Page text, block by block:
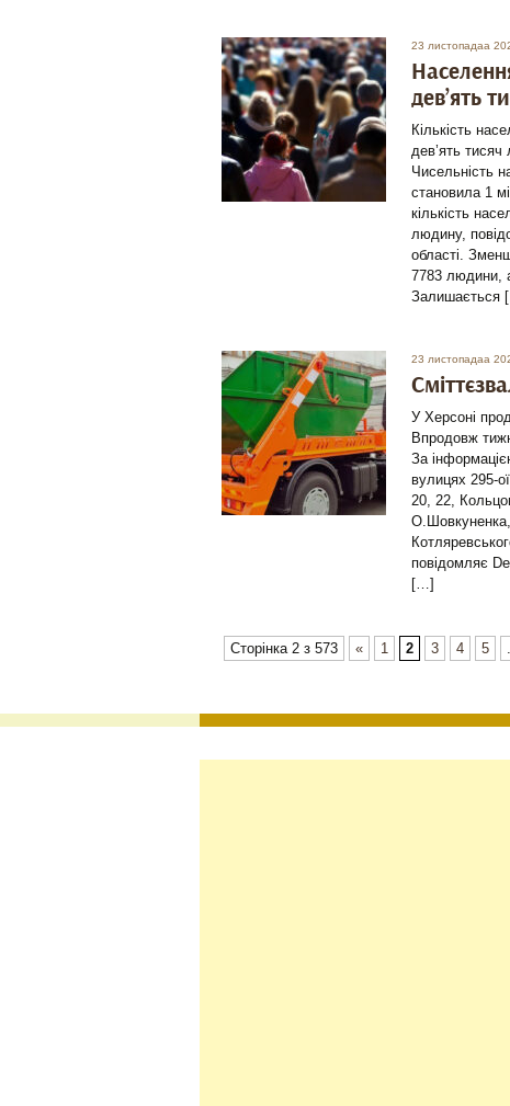
23 листопадаа
дев’ять
Кількість
дев’ять
Чисельність
становила 1
кількість
людину,
області.
7783 людини,
Залишається
23 листопадаа
У Херсоні
Впродовж
За
вулицях 295-
20, 22,
повідомляє
[…]
Сторінка 2 з 573 « 1 2 3 4 5